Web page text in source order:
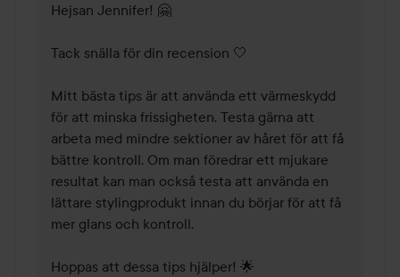
Hejsan Jennifer! 🤗
Tack snälla för din recension 🤍
Mitt bästa tips är att använda ett värmeskydd
för att minska frissigheten. Testa gärna att
arbeta med mindre sektioner av håret för att få
bättre kontroll. Om man föredrar ett mjukare
resultat kan man också testa att använda en
lättare stylingprodukt innan du börjar för att få
mer glans och kontroll.
Hoppas att dessa tips hjälper! 🌟